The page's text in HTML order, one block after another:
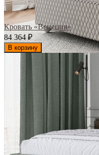
Кровать «Венеция»
84 364₽
В корзину